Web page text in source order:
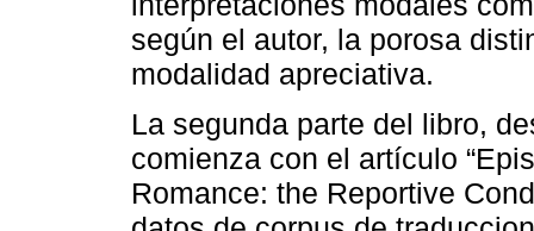
según el autor, la porosa
modalidad apreciativa.
La segunda parte del libro,
comienza con el artículo
Romance: the Reportive